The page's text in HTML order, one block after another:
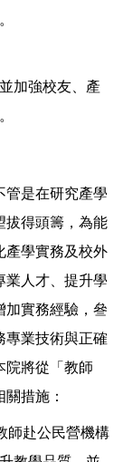
加強校友、產
管是在研究產學
拔得頭籌，為能
產學實務及校外
業人才、提升學
加實務經驗，叄
專業技術與正確
院將從「教師
措施：
師赴公民營機構